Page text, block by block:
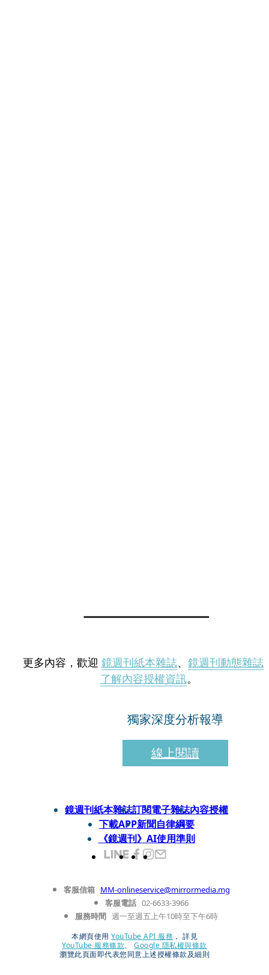
更多內容，歡迎 鏡週刊紙本雜誌、 鏡週刊動態雜誌
了解內容授權資訊。
獨家深度分析報導
線上閱讀
鏡週刊紙本雜誌訂閱電子雜誌內容授權
下載APP新聞自律綱要
《鏡週刊》AI使用準則
客服信箱 MM-onlineservice@mirrormedia.mg
客服電話 02-6633-3966
服務時間 週一至週五上午10時至下午6時
本網頁使用 YouTube API 服務 ， 詳見
YouTube 服務條款、
Google 隱私權與條款
瀏覽此頁面即代表您同意上述授權條款及細則